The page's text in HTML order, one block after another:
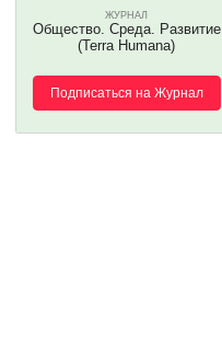
ЖУРНАЛ
Общество. Среда. Развитие
(Terra Humana)
Подписаться на Журнал